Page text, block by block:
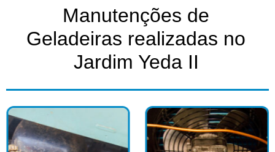
Manutenções de
Geladeiras realizadas no
Jardim Yeda II​